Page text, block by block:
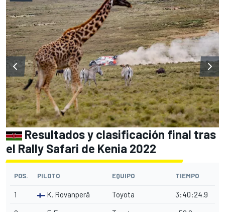
Resultados y clasificación final tras
el Rally Safari de Kenia 2022
POS. PILOTO EQUIPO TIEMPO
1 K. Rovanperä Toyota 3:40:24.9